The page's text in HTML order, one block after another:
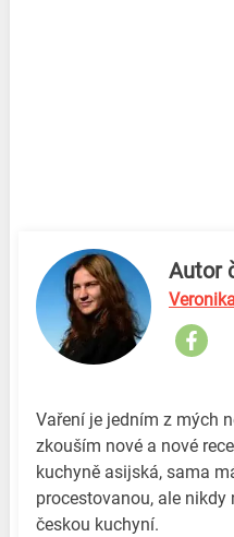
Autor
Vaření je jedním z mých
zkouším nové a nové
kuchyně asijská, sama
procestovanou, ale
českou kuchyní.